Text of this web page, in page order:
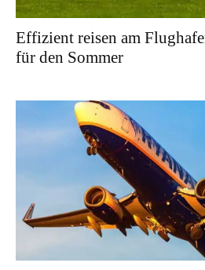
Effizient reisen am
für den Sommer